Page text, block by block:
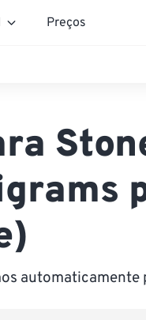
Preços
automaticamente